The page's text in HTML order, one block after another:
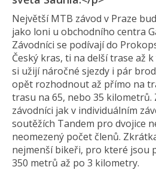
Největší MTB závod v Praze
jako loni u obchodního centra
Závodníci se podívají do
Český kras, ti na delší trase až
si užijí náročné sjezdy i pár
opět rozhodnout až přímo na
trasu na 65, nebo 35
závodníci jak v individuálním
soutěžích Tandem pro dvojice
neomezený počet členů.
nejmenší bikeři, pro které jsou
350 metrů až po 3 kilometry.